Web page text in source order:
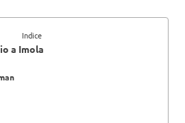
Indice
a Imola